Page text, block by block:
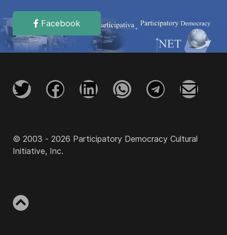
Facebook
© 2003 - 2026 Participatory Democracy Cultural
Initiative, Inc.